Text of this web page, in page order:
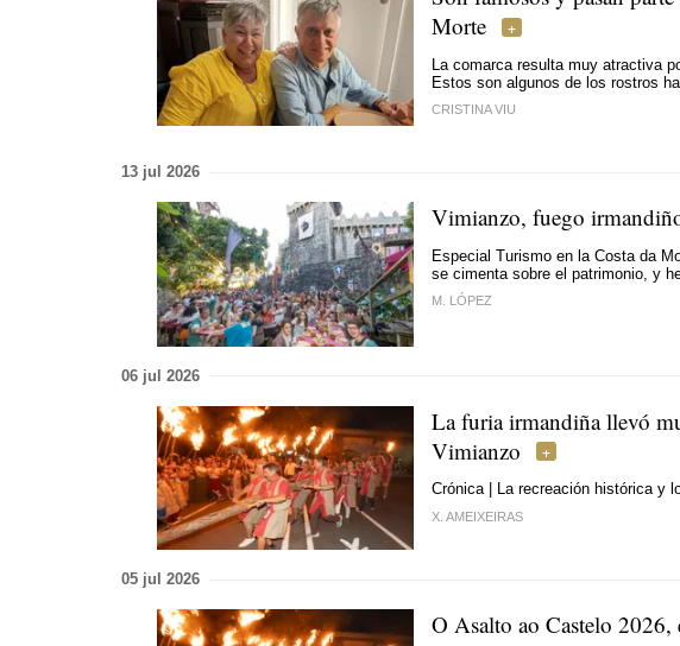
Morte
La comarca resulta muy atractiva
Estos son algunos de los rostros
CRISTINA VIU
13 jul 2026
Vimianzo, fuego
Especial Turismo en la Costa da
se cimenta sobre el patrimonio, y
M. LÓPEZ
06 jul 2026
La furia irmandiña llevó
Vimianzo
Crónica | La recreación histórica y
X. AMEIXEIRAS
05 jul 2026
O Asalto ao Castelo 2026,